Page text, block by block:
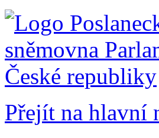
Přejít na hlavní